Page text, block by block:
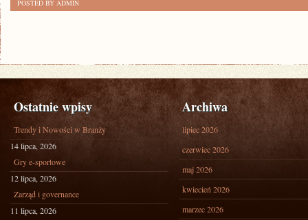
POSTED BY ADMIN
Ostatnie wpisy
Trendy i Nowości w Branży
14 lipca, 2026
Gry e-sportowe
12 lipca, 2026
Zarząd i governance
11 lipca, 2026
Archiwa
lipiec 2026
czerwiec 2026
maj 2026
kwiecień 2026
marzec 2026